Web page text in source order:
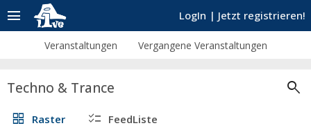
LogIn | Jetzt registrieren!
menu
Veranstaltungen Vergangene Veranstaltungen
Techno & Trance search
grid_view Raster checklist FeedListe